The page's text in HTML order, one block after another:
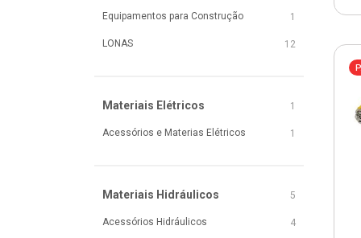
Equipamentos para Construção 1
LONAS 12
Materiais Elétricos 1
Acessórios e Materias Elétricos 1
Materiais Hidráulicos 5
Acessórios Hidráulicos 4